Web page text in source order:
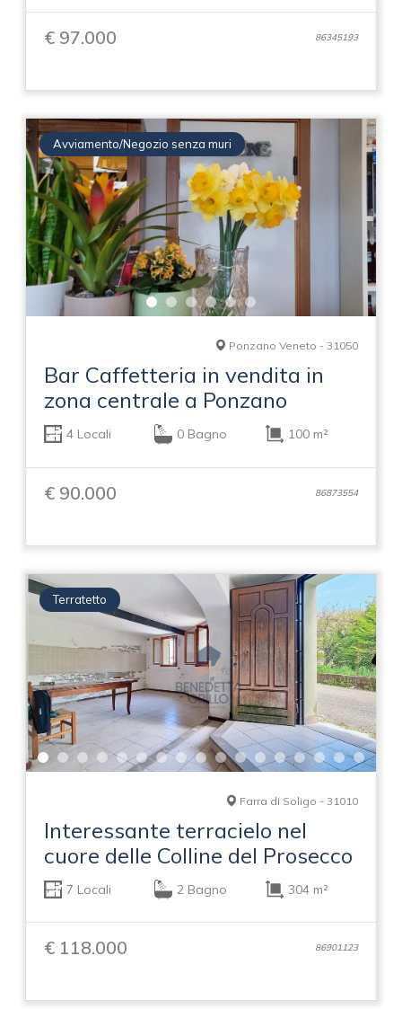
€ 97.000 86345193
Avviamento/Negozio senza muri
Ponzano Veneto - 31050
Bar Caffetteria in vendita in
zona centrale a Ponzano
4 Locali 0 Bagno 100 m²
€ 90.000 86873554
Terratetto
Farra di Soligo - 31010
Interessante terracielo nel
cuore delle Colline del Prosecco
7 Locali 2 Bagno 304 m²
€ 118.000 86901123